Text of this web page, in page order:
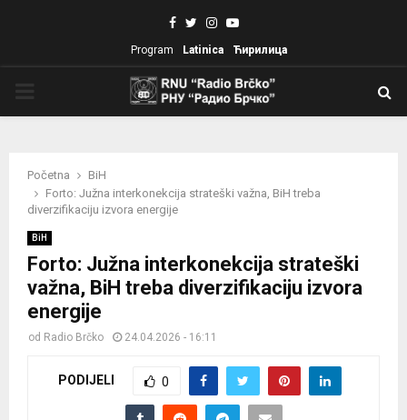
Facebook
TwitterInstagram
Youtube
Program Latinica Ћирилица
Početna
BiH
Forto: Južna interkonekcija strateški važna, BiH treba
diverzifikaciju izvora energije
BiH
Forto: Južna interkonekcija strateški
važna, BiH treba diverzifikaciju izvora
energije
od Radio Brčko 24.04.2026 - 16:11
PODIJELI 0